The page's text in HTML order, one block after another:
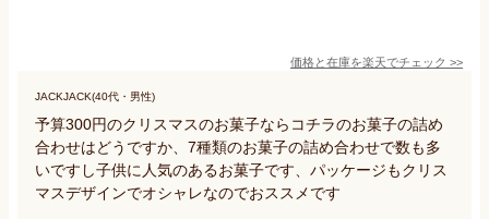
価格と在庫を楽天でチェック >>
JACKJACK(40代・男性)
予算300円のクリスマスのお菓子ならコチラのお菓子の詰め
合わせはどうですか、7種類のお菓子の詰め合わせで数も多
いですし子供に人気のあるお菓子です、パッケージもクリス
マスデザインでオシャレなのでおススメです